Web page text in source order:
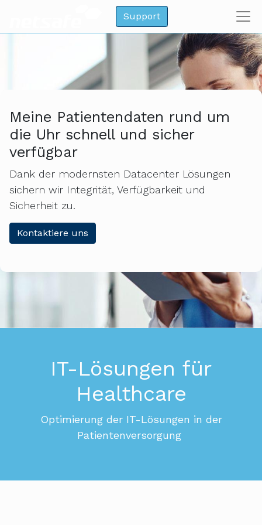
Support
Meine Patientendaten rund um
die Uhr schnell und sicher
verfügbar
Dank der modernsten Datacenter Lösungen
sichern wir Integrität, Verfügbarkeit und
Sicherheit zu.
Kontaktiere uns
IT-Lösungen für
Healthcare
Optimierung der IT-Lösungen in der
Patientenversorgung